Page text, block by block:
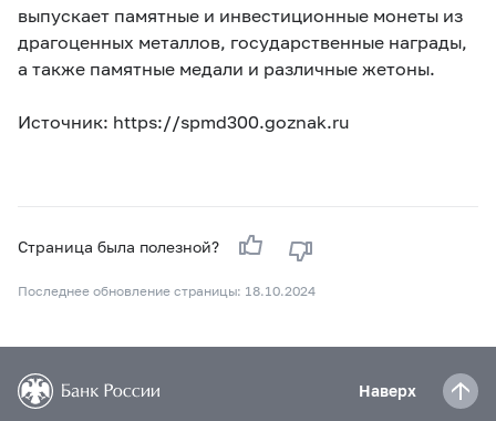
выпускает памятные и инвестиционные монеты из
драгоценных металлов, государственные награды,
а также памятные медали и различные жетоны.
Источник: https://spmd300.goznak.ru
Страница была полезной?
Последнее обновление страницы: 18.10.2024
Наверх